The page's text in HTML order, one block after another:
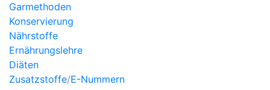
Garmethoden
Konservierung
Nährstoffe
Ernährungslehre
Diäten
Zusatzstoffe/E-Nummern